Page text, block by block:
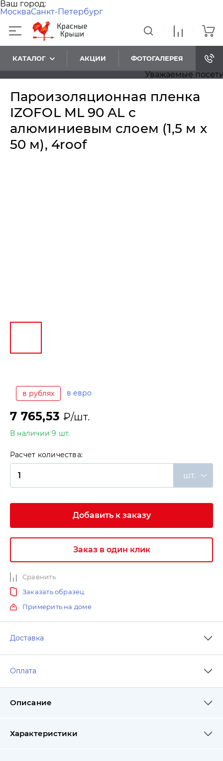
Ваш город:
МоскваСанкт-Петербург
КАТАЛОГ АКЦИИ ФОТОГАЛЕРЕЯ
Уважаемые
Пароизоляционная пленка
IZOFOL ML 90 AL с
алюминиевым слоем (1,5 м х
50 м), 4roof
в рублях в евро
7 765,53₽/шт.
В наличии 9 шт.
Расчет количества:
шт.
Добавить к заказу
Заказ в один клик
Сравнить
Заказать образец
Примерить на доме
Доставка
Оплата
Описание
Характеристики